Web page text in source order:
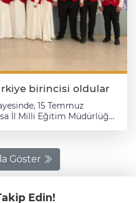
birincisi oldular
15 Temmuz
İl Milli Eğitim Müdürlüğü
Bursa’da Tayyare Kültür
Türkiye’nin dört bir
finalde, sahneye
ulaşan ekip, Bursa Zeki
Göster
Edin!